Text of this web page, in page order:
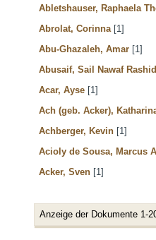
Abletshauser, Raphaela
Abrolat, Corinna [1]
Abu-Ghazaleh, Amar [1]
Abusaif, Sail Nawaf Rashid
Acar, Ayse [1]
Ach (geb. Acker),
Achberger, Kevin [1]
Acioly de Sousa, Marcus
Acker, Sven [1]
Anzeige der Dokumente 1-